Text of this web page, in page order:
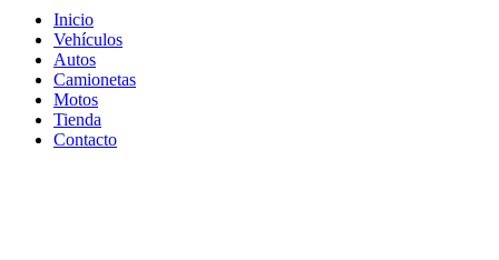
Inicio
Vehículos
Autos
Camionetas
Motos
Tienda
Contacto